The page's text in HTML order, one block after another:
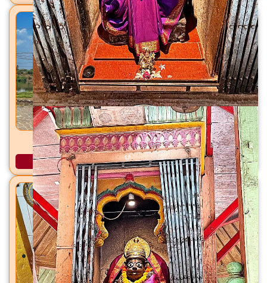
कृष्णामाई मंदिर प्रिती संगम, कराड, ता. कराड, जि. सातारा
अधिक माहिती